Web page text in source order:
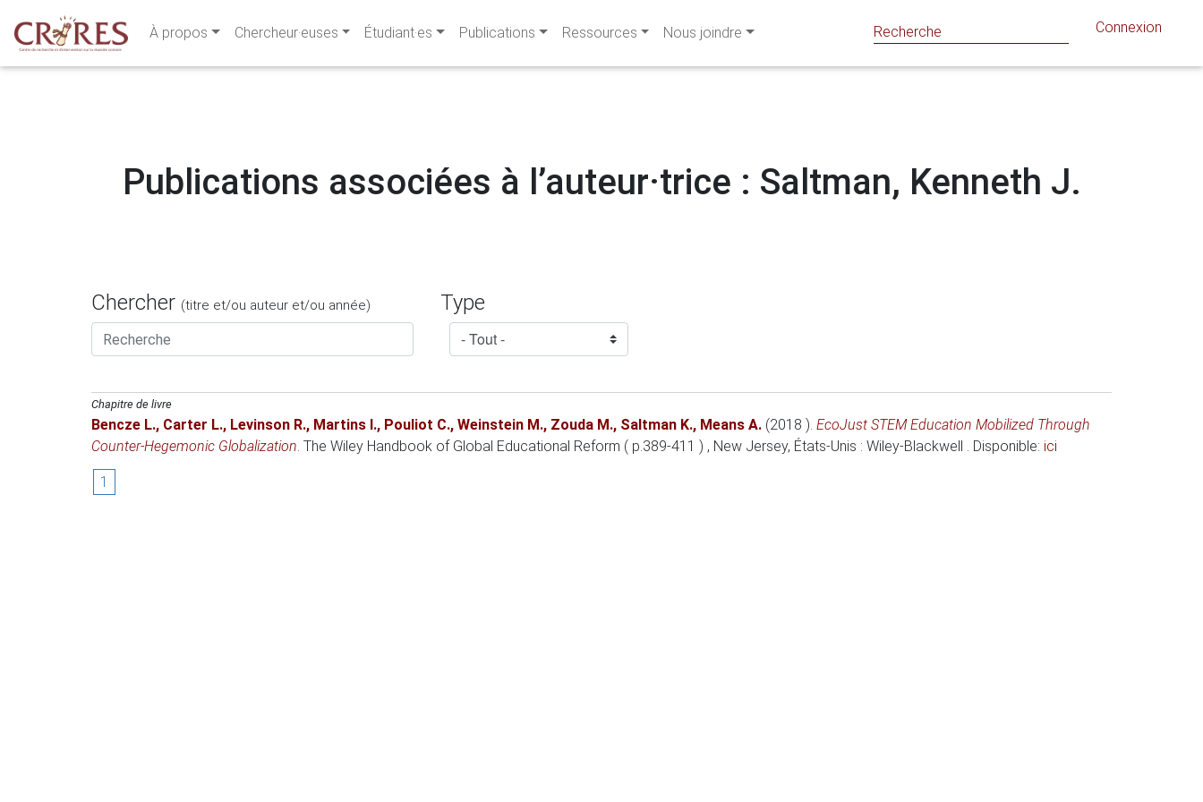
À propos Chercheur·euses Étudiant·es Publications Ressources Nous joindre Connexion
Publications associées à l’auteur·trice : Saltman, Kenneth J.
Chercher (titre et/ou auteur et/ou année) Type
Chapitre de livre
Bencze L., Carter L., Levinson R., Martins I., Pouliot C., Weinstein M., Zouda M., Saltman K., Means A. (2018 ). EcoJust STEM Education Mobilized Through
Counter‐Hegemonic Globalization. The Wiley Handbook of Global Educational Reform ( p.389-411 ) , New Jersey, États-Unis : Wiley-Blackwell . Disponible: ici
1